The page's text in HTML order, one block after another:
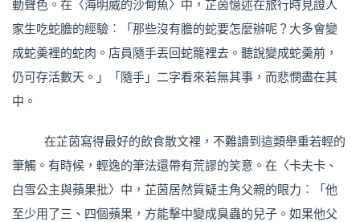
動聲色。在〈海明威的沙甸魚〉中，芷茵憶述在旅行時見證人
家生吃蛇膽的經驗︰「那些沒有膽的蛇要怎麼辦呢？大多會變
成蛇羮裡的蛇肉。店員隨手丟回蛇籠裡去。聽說變成蛇羮前，
仍可存活數天。」「隨手」二字看來若無其事，而悲憫盡在其
中。
在芷茵寫得最好的飲食散文裡，不難讀到這類舉重若輕的
筆觸。有時候，輕逸的筆法還帶有荒謬的笑意。在〈卡夫卡、
白雪公主與蘋果批〉中，芷茵居然質疑主角父親的眼力︰「他
至少用了三、四個蘋果，方能擊中變成臭蟲的兒子。如果他父